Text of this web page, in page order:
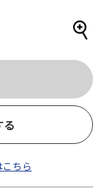
る
ちら